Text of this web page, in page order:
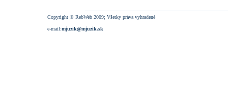
Copyright © RebWeb 2009; Všetky práva vyhradené
e-mail:mjuzik@mjuzik.sk